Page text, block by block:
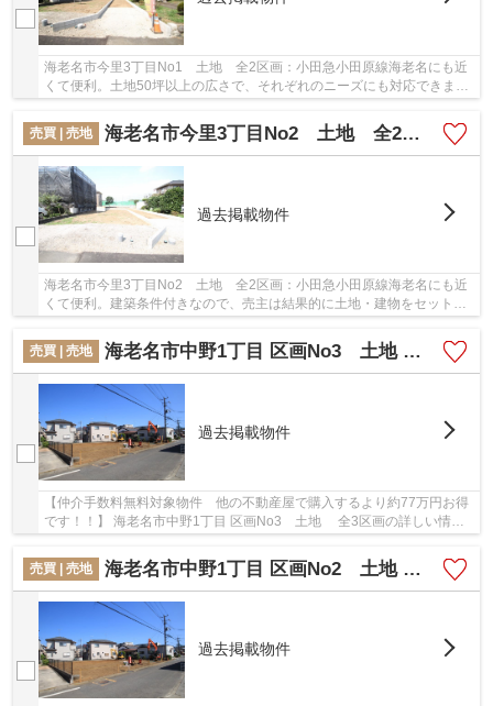
海老名市今里3丁目No1 土地 全2区画：小田急小田原線海老名にも近
くて便利。土地50坪以上の広さで、それぞれのニーズにも対応できま
売買 | 売地
海老名市今里3丁目No2 土地 全2区画【仲介手数料無料】
過去掲載物件
海老名市今里3丁目No2 土地 全2区画：小田急小田原線海老名にも近
くて便利。建築条件付きなので、売主は結果的に土地・建物をセットで
売買 | 売地
海老名市中野1丁目 区画No3 土地 全3区画【仲介手数料無料】
過去掲載物件
【仲介手数料無料対象物件 他の不動産屋で購入するより約77万円お得
です！！】 海老名市中野1丁目 区画No3 土地 全3区画の詳しい情
売買 | 売地
海老名市中野1丁目 区画No2 土地 全3区画【仲介手数料無料】
過去掲載物件